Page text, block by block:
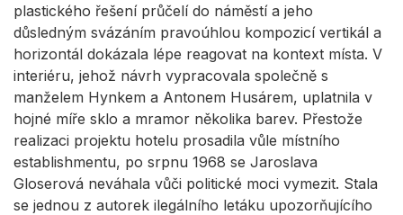
plastického řešení průčelí do náměstí a jeho
důsledným svázáním pravoúhlou kompozicí vertikál a
horizontál dokázala lépe reagovat na kontext místa. V
interiéru, jehož návrh vypracovala společně s
manželem Hynkem a Antonem Husárem, uplatnila v
hojné míře sklo a mramor několika barev. Přestože
realizaci projektu hotelu prosadila vůle místního
establishmentu, po srpnu 1968 se Jaroslava
Gloserová neváhala vůči politické moci vymezit. Stala
se jednou z autorek ilegálního letáku upozorňujícího